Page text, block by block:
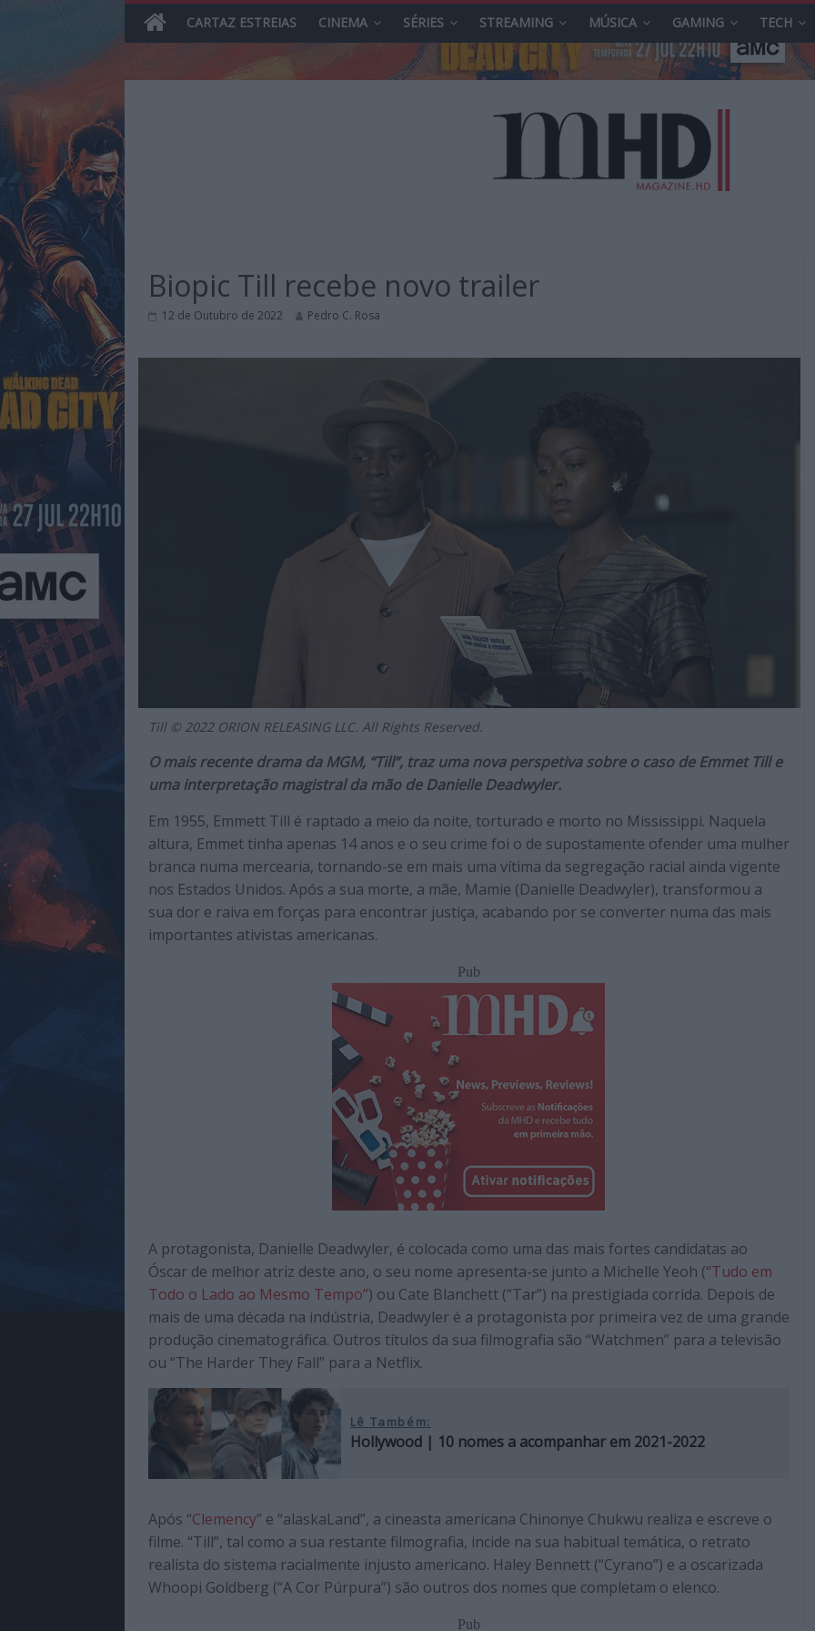
to
content
Reviews
atualidade
tendências
qualidade
com
enfoque
cultura
CARTAZ ESTREIAS CINEMA SÉRIES STREAMING MÚSICA GAMING TECH
Biopic Till recebe novo trailer
12 de Outubro de 2022 Pedro C. Rosa
Till © 2022 ORION RELEASING LLC. All Rights Reserved.
O mais recente drama da MGM, “Till”, traz uma nova perspetiva sobre o caso de Emmet Till e
uma interpretação magistral da mão de Danielle Deadwyler.
Em 1955, Emmett Till é raptado a meio da noite, torturado e morto no Mississippi. Naquela
altura, Emmet tinha apenas 14 anos e o seu crime foi o de supostamente ofender uma mulher
branca numa mercearia, tornando-se em mais uma vítima da segregação racial ainda vigente
nos Estados Unidos. Após a sua morte, a mãe, Mamie (Danielle Deadwyler), transformou a
sua dor e raiva em forças para encontrar justiça, acabando por se converter numa das mais
importantes ativistas americanas.
Pub
A protagonista, Danielle Deadwyler, é colocada como uma das mais fortes candidatas ao
Óscar de melhor atriz deste ano, o seu nome apresenta-se junto a Michelle Yeoh (“Tudo em
Todo o Lado ao Mesmo Tempo”) ou Cate Blanchett (“Tar”) na prestigiada corrida. Depois de
mais de uma década na indústria, Deadwyler é a protagonista por primeira vez de uma grande
produção cinematográfica. Outros títulos da sua filmografia são “Watchmen” para a televisão
ou “The Harder They Fall” para a Netflix.
Lê Também:
Hollywood | 10 nomes a acompanhar em 2021-2022
Após “Clemency” e “alaskaLand”, a cineasta americana Chinonye Chukwu realiza e escreve o
filme. “Till”, tal como a sua restante filmografia, incide na sua habitual temática, o retrato
realista do sistema racialmente injusto americano. Haley Bennett (“Cyrano”) e a oscarizada
Whoopi Goldberg (“A Cor Púrpura”) são outros dos nomes que completam o elenco.
Pub